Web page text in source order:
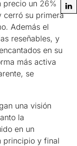
precio un 26%
cerró su primera
Además el
reseñables, y
en su
más activa
se
una visión
la
en un
principio y final